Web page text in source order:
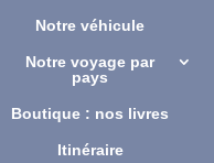
Notre véhicule
Notre voyage par
pays
Boutique : nos livres
Itinéraire